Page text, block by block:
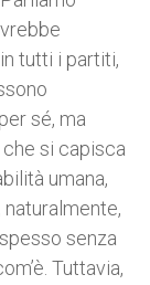
tutti i partiti,
sé, ma
si capisca
umana,
naturalmente,
senza
Tuttavia,